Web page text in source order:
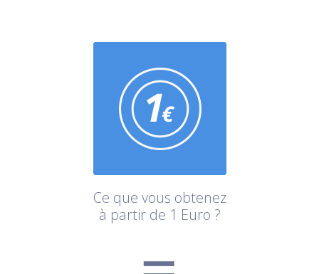
Ce que vous obtenez
à partir de 1 Euro ?